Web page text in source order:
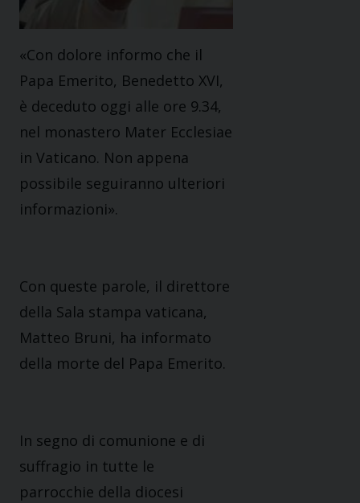
«Con dolore informo che il
Papa Emerito, Benedetto XVI,
è deceduto oggi alle ore 9.34,
nel monastero Mater Ecclesiae
in Vaticano. Non appena
possibile seguiranno ulteriori
informazioni».
Con queste parole, il direttore
della Sala stampa vaticana,
Matteo Bruni, ha informato
della morte del Papa Emerito.
In segno di comunione e di
suffragio in tutte le
parrocchie della diocesi